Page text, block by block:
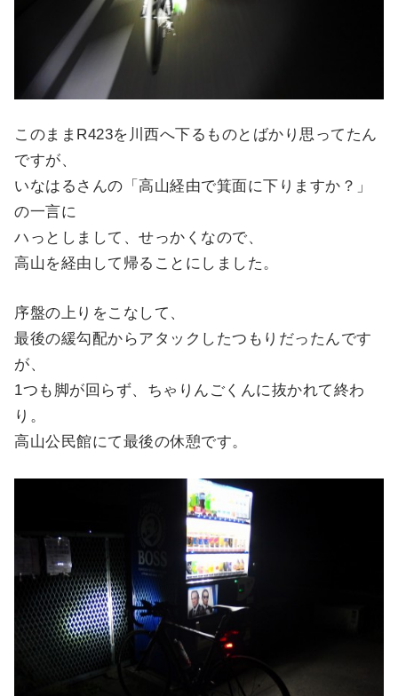
このままR423を川西へ下るものとばかり思ってたん
ですが、
いなはるさんの「高山経由で箕面に下りますか？」
の一言に
ハっとしまして、せっかくなので、
高山を経由して帰ることにしました。
序盤の上りをこなして、
最後の緩勾配からアタックしたつもりだったんです
が、
1つも脚が回らず、ちゃりんごくんに抜かれて終わ
り。
高山公民館にて最後の休憩です。